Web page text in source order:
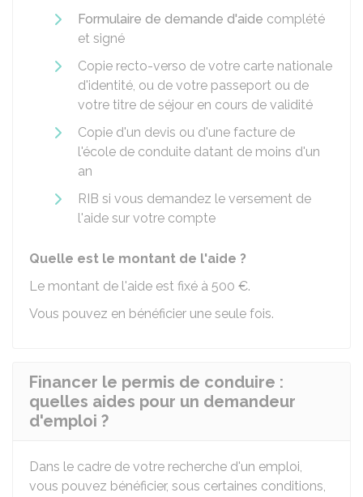
Formulaire de demande d'aide complété
et signé
Copie recto-verso de votre carte nationale
d'identité, ou de votre passeport ou de
votre titre de séjour en cours de validité
Copie d'un devis ou d'une facture de
l'école de conduite datant de moins d'un
an
RIB si vous demandez le versement de
l'aide sur votre compte
Quelle est le montant de l'aide ?
Le montant de l'aide est fixé à 500 €.
Vous pouvez en bénéficier une seule fois.
Financer le permis de conduire :
quelles aides pour un demandeur
d'emploi ?
Dans le cadre de votre recherche d'un emploi,
vous pouvez bénéficier, sous certaines conditions,